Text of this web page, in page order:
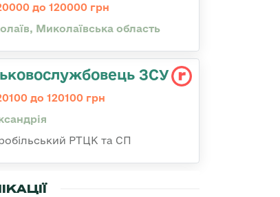
до 120000 грн
Миколаївська область
ЗСУ
до 120100 грн
РТЦК та СП